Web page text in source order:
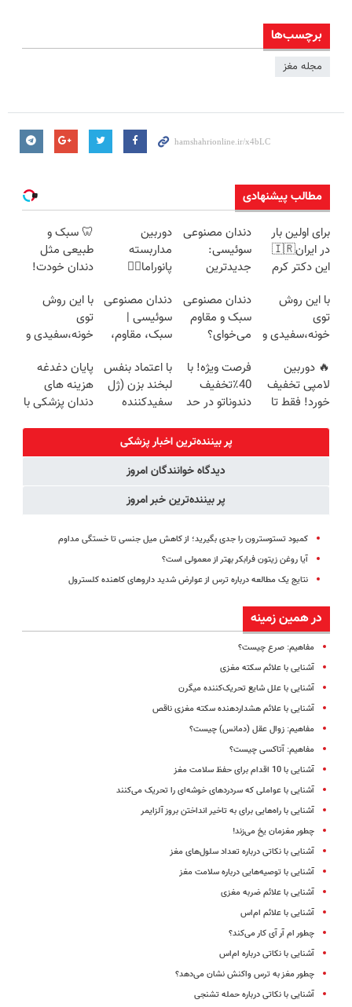
برچسب‌ها
مجله مغز
مطالب پیشنهادی
برای اولین بار
در ایران🇮🇷
این دکتر کرم
روزه ساخت!
دندان مصنوعی
سوئیسی:
جدیدترین
سبک و مقاوم |
پرداخت قسطی
دوربین
مداربسته
پانوراما👈🏻
360°و سازگار با
اندروید و ios
🦷 سبک و
طبیعی مثل
دندان خودت!
پرداخت
اقساطی 💳 📍
تهران
با این روش
توی
خونه،سفیدی و
برگردون
(40%off)
دندان مصنوعی
سبک و مقاوم
می‌خوای؟
اقساطی هم
داریم!😍 | 📍
تهران
دندان مصنوعی
سوئیسی |
سبک، مقاوم،
رایگان+پرداخت
اقساطی😍
با این روش
توی
خونه،سفیدی و
برگردون(40%off)
🔥 دوربین
لامپی تخفیف
خورد! فقط تا
فرصت ویژه! با
40٪تخفیف
دندوناتو در حد
سفید کن
با اعتماد بنفس
لبخند بزن (ژل
سفیدکننده
پایان دغدغه
هزینه های
دندان پزشکی با
پر بیننده‌ترین اخبار پزشکی
دیدگاه خوانندگان امروز
پر بیننده‌ترین خبر امروز
کمبود تستوسترون را جدی بگیرید؛ از کاهش میل جنسی تا خستگی مداوم
آیا روغن زیتون فرابکر بهتر از معمولی است؟
نتایج یک مطالعه درباره ترس از عوارض شدید داروهای کاهنده کلسترول
در همین زمینه
مفاهیم: صرع چیست؟
آشنایی با علائم سکته مغزی
آشنایی با علل شایع تحریک‌کننده میگرن
آشنایی با علائم هشداردهنده سکته مغزی ناقص
مفاهیم: زوال عقل (دمانس) چیست؟
مفاهیم: آتاکسی چیست؟
آشنایی با 10 اقدام برای حفظ سلامت مغز
آشنایی با عواملی که سردردهای خوشه‌ای را تحریک می‌کنند
آشنایی با راه‌هایی برای به تاخیر انداختن بروز آلزایمر
چطور مغزمان یخ می‌زند!
آشنایی با نکاتی درباره تعداد سلول‌های مغز
آشنایی با توصیه‌هایی درباره سلامت مغز
آشنایی با علائم ضربه مغزی
آشنایی با علائم ام‌اس
چطور‌ ام ‌آر ‌آی کار می‌کند؟
آشنایی با نکاتی درباره ام‌‌اس
چطور مغز به ترس واکنش نشان می‌دهد؟
آشنایی با نکاتی درباره حمله تشنجی